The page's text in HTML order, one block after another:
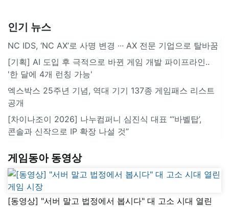
인기 뉴스
NC IDS, ‘NC AX’로 사명 변경 ∙∙∙ AX 전문 기업으로 탈바꿈
[기획] AI 도입 후 극적으로 바뀐 게임 개발 파이프라인..
'한 달에 4개 런칭 가능'
엑스박스 25주년 기념, 역대 기기 137종 게임패스 리스트
공개
[차이나조이 2026] 나누컴퍼니 심진식 대표 “‘바벨탑’,
콘솔과 신작으로 IP 확장 나설 것”
게임동아 동영상
[동영상] "서버 말고 법정에서 봅시다" 대 고소 시대 열린